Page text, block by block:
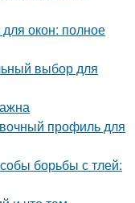
окон: полное
выбор для
профиль для
борьбы с тлей: